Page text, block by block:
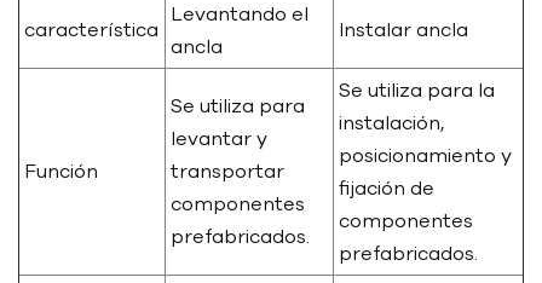
característica
Levantando el
ancla
Instalar ancla
Función
Se utiliza para
levantar y
transportar
componentes
prefabricados.
Se utiliza para la
instalación,
posicionamiento y
fijación de
componentes
prefabricados.